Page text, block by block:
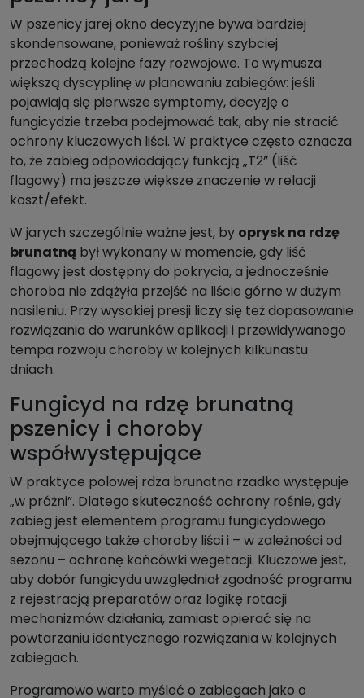
W pszenicy jarej okno decyzyjne bywa bardziej
skondensowane, ponieważ rośliny szybciej
przechodzą kolejne fazy rozwojowe. To wymusza
większą dyscyplinę w planowaniu zabiegów: jeśli
pojawiają się pierwsze symptomy, decyzję o
fungicydzie trzeba podejmować tak, aby nie stracić
ochrony kluczowych liści. W praktyce często oznacza
to, że zabieg odpowiadający funkcją „T2” (liść
flagowy) ma jeszcze większe znaczenie w relacji
koszt/efekt.
W jarych szczególnie ważne jest, by oprysk na rdzę
brunatną był wykonany w momencie, gdy liść
flagowy jest dostępny do pokrycia, a jednocześnie
choroba nie zdążyła przejść na liście górne w dużym
nasileniu. Przy wysokiej presji liczy się też dopasowanie
rozwiązania do warunków aplikacji i przewidywanego
tempa rozwoju choroby w kolejnych kilkunastu
dniach.
Fungicyd na rdzę brunatną
pszenicy i choroby
współwystępujące
W praktyce polowej rdza brunatna rzadko występuje
„w próżni”. Dlatego skuteczność ochrony rośnie, gdy
zabieg jest elementem programu fungicydowego
obejmującego także choroby liści i – w zależności od
sezonu – ochronę końcówki wegetacji. Kluczowe jest,
aby dobór fungicydu uwzględniał zgodność programu
z rejestracją preparatów oraz logikę rotacji
mechanizmów działania, zamiast opierać się na
powtarzaniu identycznego rozwiązania w kolejnych
zabiegach.
Programowo warto myśleć o zabiegach jako o